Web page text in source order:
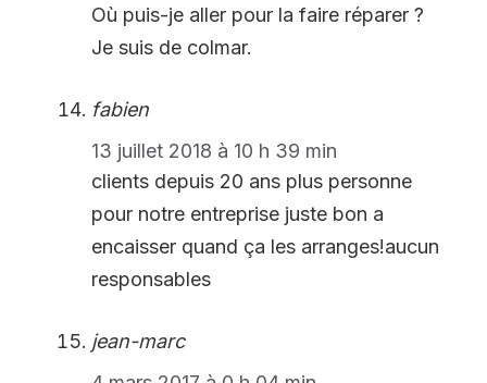
Où puis-je aller pour la faire réparer ?
Je suis de colmar.
fabien
13 juillet 2018 à 10 h 39 min
clients depuis 20 ans plus personne
pour notre entreprise juste bon a
encaisser quand ça les arranges!aucun
responsables
jean-marc